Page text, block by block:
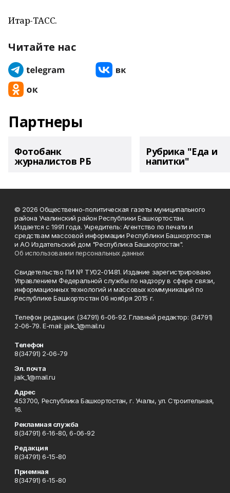
Итар-ТАСС.
Читайте нас
Партнеры
Фотобанк
журналистов РБ
Рубрика "Еда и
напитки"
© 2026 Общественно-политическая газеты муниципального
района Учалинский район Республики Башкортостан.
Издается с 1991 года. Учредитель: Агентство по печати и
средствам массовой информации Республики Башкортостан
и АО Издательский дом "Республика Башкортостан".
Об использовании персональных данных
Свидетельство ПИ № ТУ02-01481. Издание зарегистрировано
Управлением Федеральной службы по надзору в сфере связи,
информационных технологий и массовых коммуникаций по
Республике Башкортостан 06 ноября 2015 г.
Телефон редакции: (34791) 6-06-92. Главный редактор: (34791)
2-06-79. Е-mаil: jaik_1@mail.ru
Телефон
8(34791) 2-06-79
Эл. почта
jaik_1@mail.ru
Адрес
453700, Республика Башкортостан, г. Учалы, ул. Строительная,
16.
Рекламная служба
8(34791) 6-16-80, 6-06-92
Редакция
8(34791) 6-15-80
Приемная
8(34791) 6-15-80